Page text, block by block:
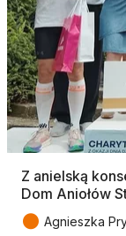
Z anielską
Dom Aniołów
● Agnieszka